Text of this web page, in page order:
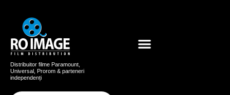
Distribuitor filme Paramount,
Universal, Prorom & parteneri
independenți